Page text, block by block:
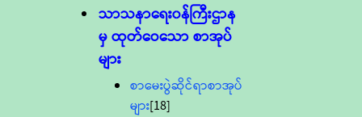
သာသနာရေး၀န်ကြီးဌာန
မှ ထုတ်ဝေသော စာအုပ်
များ
စာမေးပွဲဆိုင်ရာစာအုပ်
များ[18]